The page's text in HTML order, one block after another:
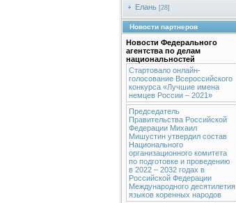
Елань [28]
Новости партнеров
Новости Федерального
агентства по делам
национальностей
Стартовало онлайн-
голосование Всероссийского
конкурса «Лучшие имена
немцев России – 2021»
Председатель
Правительства Российской
Федерации Михаил
Мишустин утвердил состав
Национального
организационного комитета
по подготовке и проведению
в 2022 – 2032 годах в
Российской Федерации
Международного десятилетия
языков коренных народов